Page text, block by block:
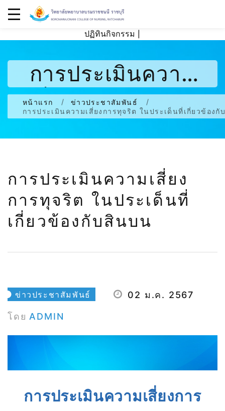
ปฏิทินกิจกรรม
การประเมินความ
เสี่ยงการทุจริต ใน
หน้าแรก
ข่าวประชาสัมพันธ์
การประเมินความเสี่ยงการทุจริต ในประเด็นที่เกี่ยวข้อง
การประเมินความเสี่ยง
การทุจริต ในประเด็นที่
เกี่ยวข้องกับสินบน
ข่าวประชาสัมพันธ์ 02 ม.ค. 2567
โดย ADMIN
การประเมินความเสี่ยงการ